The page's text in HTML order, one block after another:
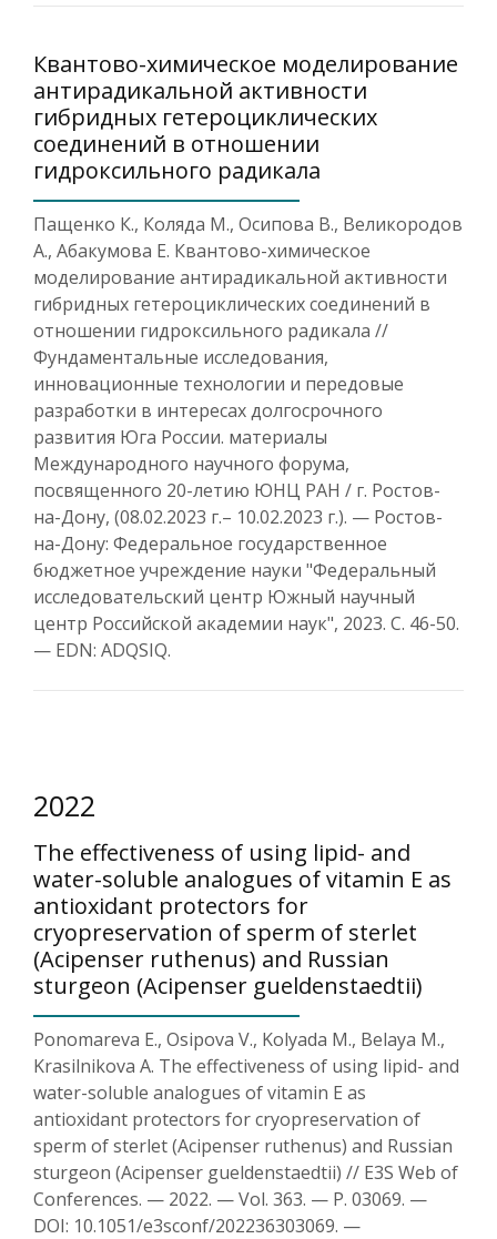
Квантово-химическое моделирование
антирадикальной активности
гибридных гетероциклических
соединений в отношении
гидроксильного радикала
Пащенко К., Коляда М., Осипова В., Великородов
А., Абакумова Е. Квантово-химическое
моделирование антирадикальной активности
гибридных гетероциклических соединений в
отношении гидроксильного радикала //
Фундаментальные исследования,
инновационные технологии и передовые
разработки в интересах долгосрочного
развития Юга России. материалы
Международного научного форума,
посвященного 20-летию ЮНЦ РАН / г. Ростов-
на-Дону, (08.02.2023 г.– 10.02.2023 г.). — Ростов-
на-Дону: Федеральное государственное
бюджетное учреждение науки "Федеральный
исследовательский центр Южный научный
центр Российской академии наук", 2023. С. 46-50.
— EDN: ADQSIQ.
2022
The effectiveness of using lipid- and
water-soluble analogues of vitamin E as
antioxidant protectors for
cryopreservation of sperm of sterlet
(Acipenser ruthenus) and Russian
sturgeon (Acipenser gueldenstaedtii)
Ponomareva E., Osipova V., Kolyada M., Belaya M.,
Krasilnikova A. The effectiveness of using lipid- and
water-soluble analogues of vitamin E as
antioxidant protectors for cryopreservation of
sperm of sterlet (Acipenser ruthenus) and Russian
sturgeon (Acipenser gueldenstaedtii) // E3S Web of
Conferences. — 2022. — Vol. 363. — Р. 03069. —
DOI: 10.1051/e3sconf/202236303069. —